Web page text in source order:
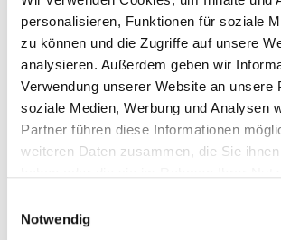
personalisieren, Funktionen für soziale
zu können und die Zugriffe auf unsere
analysieren. Außerdem geben wir
Verwendung unserer Website an unsere
soziale Medien, Werbung und Analysen
Partner führen diese Informationen
weiteren Daten zusammen, die Sie
Notwendig
@trainingundtherapie
Thomas Armbrecht
Sportwissenschaften (B.A.),
Osteopathie studiert, sondern ist